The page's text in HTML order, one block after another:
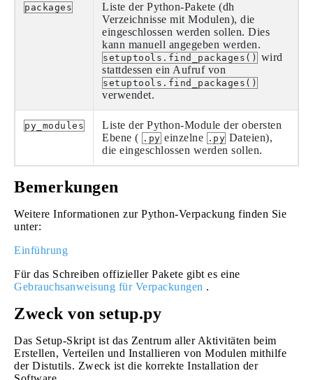
packages
Liste der Python-Pakete (dh
Verzeichnisse mit Modulen), die
eingeschlossen werden sollen. Dies
kann manuell angegeben werden.
setuptools.find_packages() wird
stattdessen ein Aufruf von
setuptools.find_packages()
verwendet.
py_modules
Liste der Python-Module der obersten
Ebene ( .py einzelne .py Dateien),
die eingeschlossen werden sollen.
Bemerkungen
Weitere Informationen zur Python-Verpackung finden Sie
unter:
Einführung
Für das Schreiben offizieller Pakete gibt es eine
Gebrauchsanweisung für Verpackungen .
Zweck von setup.py
Das Setup-Skript ist das Zentrum aller Aktivitäten beim
Erstellen, Verteilen und Installieren von Modulen mithilfe
der Distutils. Zweck ist die korrekte Installation der